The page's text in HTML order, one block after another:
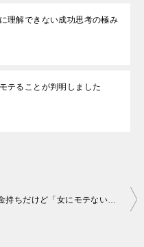
理解できない成功思考の極み
テることが判明しました